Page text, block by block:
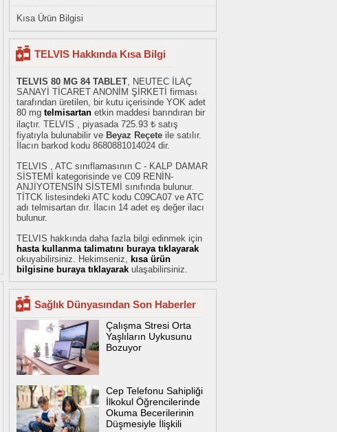
Kısa Ürün Bilgisi
TELVIS Hakkında Kısa Bilgi
TELVIS 80 MG 84 TABLET, NEUTEC İLAÇ
SANAYİ TİCARET ANONİM ŞİRKETİ firması
tarafından üretilen, bir kutu içerisinde YOK adet
80 mg telmisartan etkin maddesi barındıran bir
ilaçtır. TELVIS , piyasada 725.93 ₺ satış
fiyatıyla bulunabilir ve Beyaz Reçete ile satılır.
İlacın barkod kodu 8680881014024 dir.
TELVIS , ATC sınıflamasının C - KALP DAMAR
SİSTEMİ kategorisinde ve C09 RENİN-
ANJİYOTENSİN SİSTEMİ sınıfında bulunur.
TİTCK listesindeki ATC kodu C09CA07 ve ATC
adı telmisartan dır. İlacın 14 adet eş değer ilacı
bulunur.
TELVIS hakkında daha fazla bilgi edinmek için
hasta kullanma talimatını buraya tıklayarak
okuyabilirsiniz. Hekimseniz, kısa ürün
bilgisine buraya tıklayarak ulaşabilirsiniz.
Sağlık Dünyasından Son Haberler
Çalışma Stresi Orta
Yaşlıların Uykusunu
Bozuyor
Cep Telefonu Sahipliği
İlkokul Öğrencilerinde
Okuma Becerilerinin
Düşmesiyle İlişkili